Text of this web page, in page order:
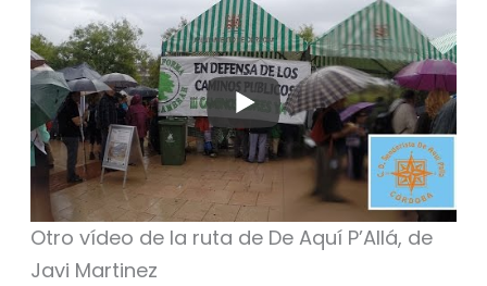
Otro vídeo de la ruta de De Aquí P’Allá, de
Javi Martinez